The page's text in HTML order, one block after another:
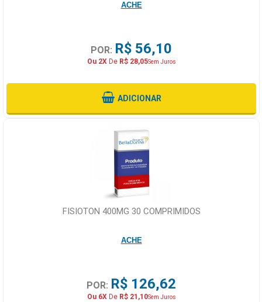
ACHE
POR: R$ 56,10
Ou 2XDe R$ 28,05Sem Juros
ADICIONAR
FISIOTON 400MG 30 COMPRIMIDOS
ACHE
POR: R$ 126,62
Ou 6XDe R$ 21,10Sem Juros